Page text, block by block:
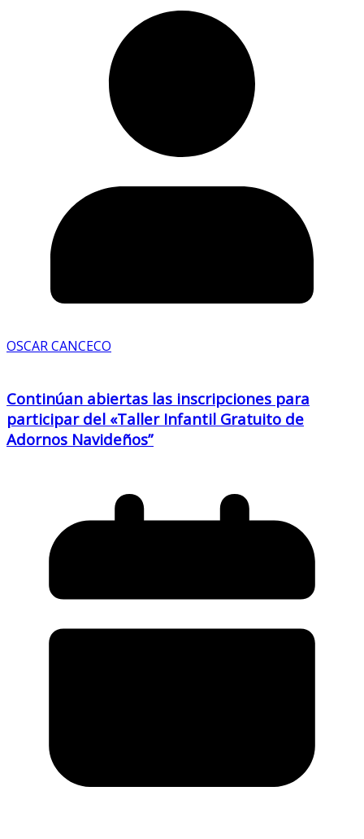
OSCAR CANCECO
Continúan abiertas las inscripciones para
participar del «Taller Infantil Gratuito de
Adornos Navideños”